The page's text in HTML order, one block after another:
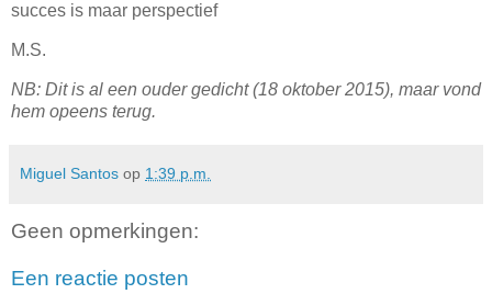
succes is maar perspectief
M.S.
NB: Dit is al een ouder gedicht (18 oktober 2015), maar vond
hem opeens terug.
Miguel Santos op 1:39 p.m.
Geen opmerkingen:
Een reactie posten